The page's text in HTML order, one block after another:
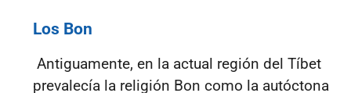
Los Bon
Antiguamente, en la actual región del Tíbet
prevalecía la religión Bon como la autóctona